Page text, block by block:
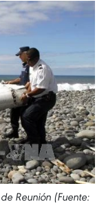
Reunión (Fuente: